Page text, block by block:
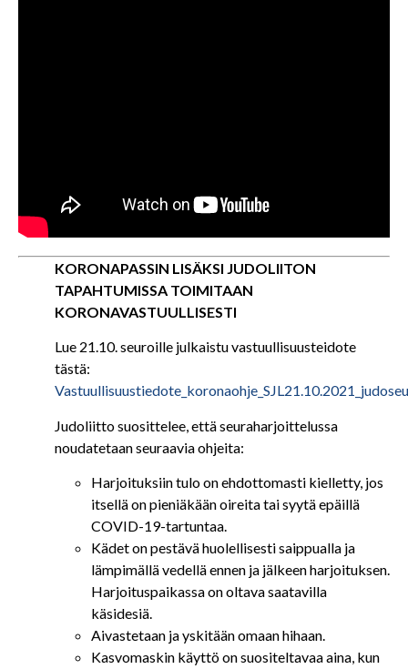
KORONAPASSIN LISÄKSI JUDOLIITON
TAPAHTUMISSA TOIMITAAN
KORONAVASTUULLISESTI
Lue 21.10. seuroille julkaistu vastuullisuusteidote
tästä:
Judoliitto suosittelee, että seuraharjoittelussa
noudatetaan seuraavia ohjeita:
Harjoituksiin tulo on ehdottomasti kielletty, jos
itsellä on pieniäkään oireita tai syytä epäillä
COVID-19-tartuntaa.
Kädet on pestävä huolellisesti saippualla ja
lämpimällä vedellä ennen ja jälkeen harjoituksen.
Harjoituspaikassa on oltava saatavilla
käsidesiä.
Aivastetaan ja yskitään omaan hihaan.
Kasvomaskin käyttö on suositeltavaa aina, kun